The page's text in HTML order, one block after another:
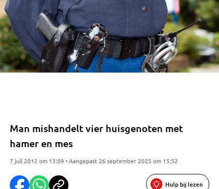
Man mishandelt vier huisgenoten met
hamer en mes
7 juli 2012 om 13:09 • Aangepast 26 september 2025 om 15:52
Hulp bij lezen